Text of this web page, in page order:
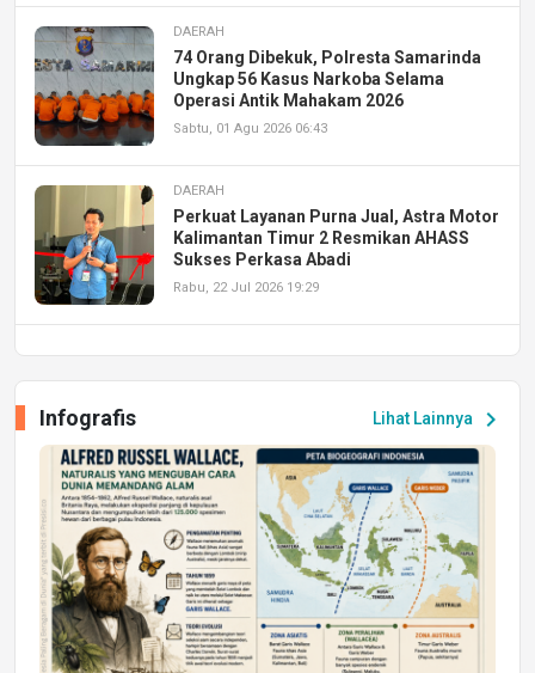
DAERAH
74 Orang Dibekuk, Polresta Samarinda
Ungkap 56 Kasus Narkoba Selama
Operasi Antik Mahakam 2026
Sabtu, 01 Agu 2026 06:43
DAERAH
Perkuat Layanan Purna Jual, Astra Motor
Kalimantan Timur 2 Resmikan AHASS
Sukses Perkasa Abadi
Rabu, 22 Jul 2026 19:29
Peluang Kerja dan Magang
Jumat, 17 Jul 2026 22:30
DAERAH
Astra Motor Kalimantan Timur 2 Dukung
Mahasiswa Samarinda dalam Astra
Honda SDGs Future Leaders 2026
Jumat, 10 Jul 2026 19:01
Lihat Lainnya chevron_right
Infografis